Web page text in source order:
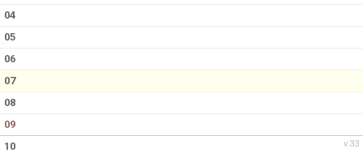
04
05
06
07
08
09
v.33
10